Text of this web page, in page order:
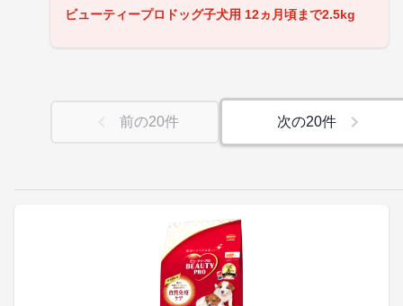
ビューティープロドッグ子犬用 12ヵ月頃まで2.5kg
前の20件 次の20件